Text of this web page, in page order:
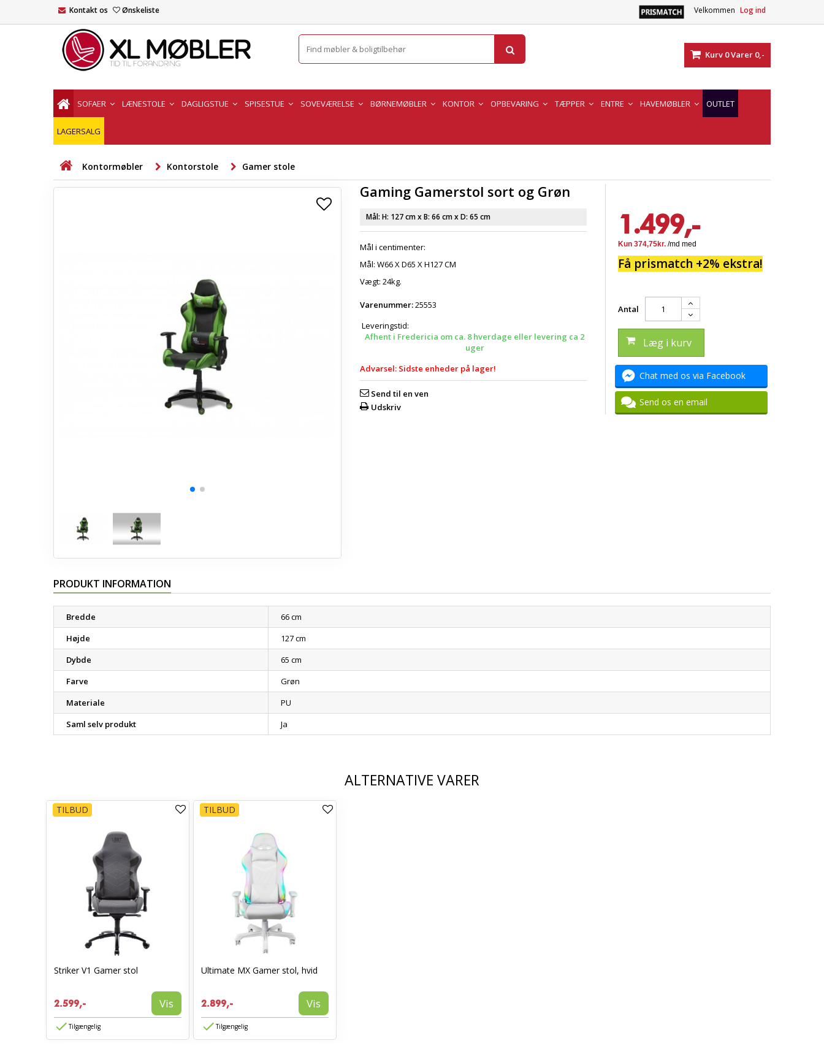
Velkommen Log ind
Kontakt os Ønskeliste
Kurv 0Varer 0,-
SOFAER LÆNESTOLE DAGLIGSTUE SPISESTUE SOVEVÆRELSE BØRNEMØBLER KONTOR OPBEVARING TÆPPER ENTRE HAVEMØBLER OUTLET
LAGERSALG
Kontormøbler Kontorstole Gamer stole
Gaming Gamerstol sort og Grøn
Mål: H: 127 cmx B: 66 cmx D: 65 cm
Mål i centimenter:
Mål: W66 X D65 X H127 CM
Vægt: 24kg.
Varenummer:25553
Leveringstid:
Afhent i Fredericia om ca. 8 hverdage eller levering ca 2
uger
Advarsel: Sidste enheder på lager!
Send til en ven
Udskriv
1.499,-
Få prismatch +2% ekstra!
Antal
Læg i kurv
Chat med os via Facebook
Send os en email
PRODUKT INFORMATION
Bredde
66 cm
Højde
127 cm
Dybde
65 cm
Farve
Grøn
Materiale
PU
Saml selv produkt
Ja
ALTERNATIVE VARER
TILBUD
Striker V1 Gamer stol
2.599,- Vis
Tilgængelig
TILBUD
Ultimate MX Gamer stol, hvid
2.899,- Vis
Tilgængelig